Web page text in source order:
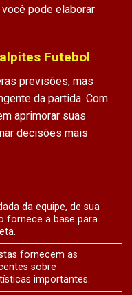
pode elaborar
Futebol
previsões, mas
da partida. Com
aprimorar suas
decisões mais
da equipe, de sua
fornece a base para
fornecem as
sobre
importantes.